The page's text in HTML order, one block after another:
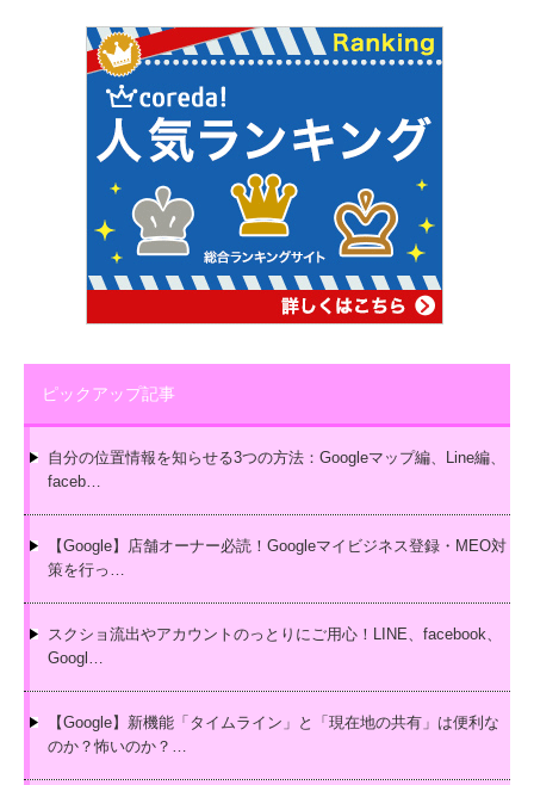
ピックアップ記事
自分の位置情報を知らせる3つの方法：Googleマップ編、Line編、
faceb…
【Google】店舗オーナー必読！Googleマイビジネス登録・MEO対
策を行っ…
スクショ流出やアカウントのっとりにご用心！LINE、facebook、
Googl…
【Google】新機能「タイムライン」と「現在地の共有」は便利な
のか？怖いのか？…